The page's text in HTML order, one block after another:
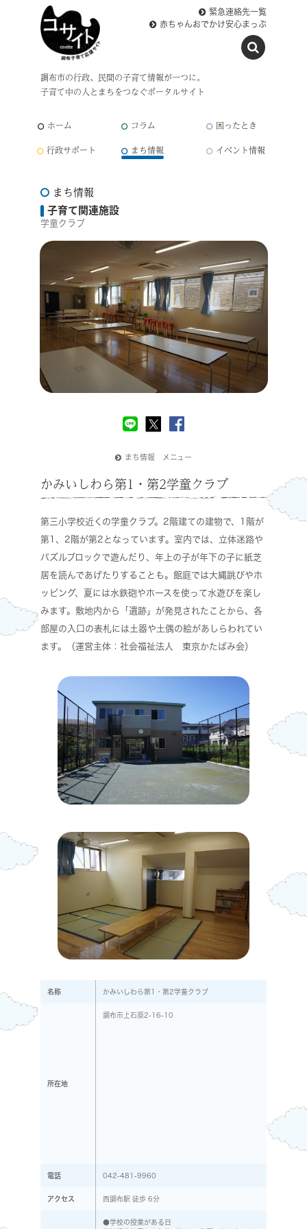
調布市の行政、民間の子育て情報が一つに。
子育て中の人とまちをつなぐポータルサイト
緊急連絡先一覧
赤ちゃんおでかけ安心まっぷ
ホーム コラム
困ったとき
行政サポート
まち情報 イベント情報
まち情報
子育て関連施設
学童クラブ
まち情報 メニュー
かみいしわら第1・第2学童クラブ
第三小学校近くの学童クラブ。2階建ての建物で、1階が
第1、2階が第2となっています。室内では、立体迷路や
パズルブロックで遊んだり、年上の子が年下の子に紙芝
居を読んであげたりすることも。館庭では大縄跳びやホ
ッピング、夏には水鉄砲やホースを使って水遊びを楽し
みます。敷地内から「遺跡」が発見されたことから、各
部屋の入口の表札には土器や土偶の絵があしらわれてい
ます。（運営主体：社会福祉法人 東京かたばみ会）
名称 かみいしわら第1・第2学童クラブ
所在地
調布市上石原2-16-10
電話 042-481-9960
アクセス 西調布駅 徒歩 6分
●学校の授業がある日